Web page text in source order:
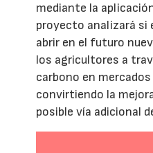
mediante la
proyecto analizará si
abrir en el futuro
los agricultores a
carbono en
convirtiendo la
posible vía adicional